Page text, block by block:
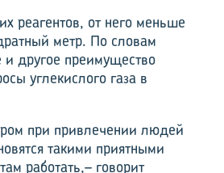
реагентов, от него меньше
метр. По словам
другое преимущество
углекислого газа в
при привлечении людей
такими приятными
работать,– говорит